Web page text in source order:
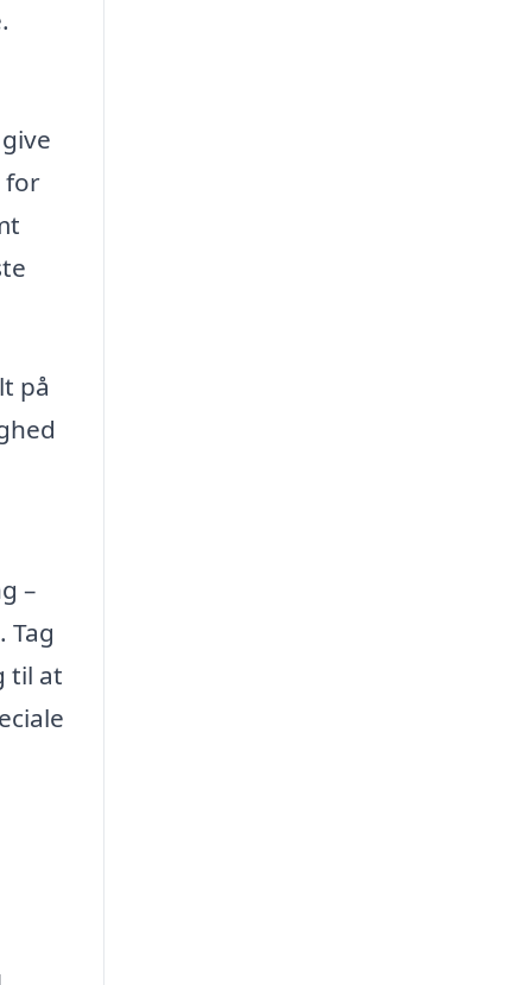
for
på
–
til at